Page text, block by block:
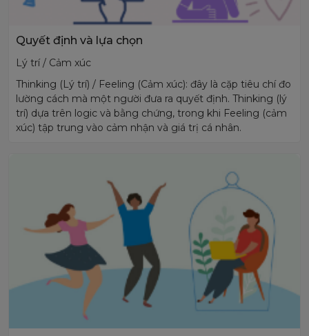
Quyết định và lựa chọn
Lý trí / Cảm xúc
Thinking (Lý trí) / Feeling (Cảm xúc): đây là cặp tiêu chí đo
lường cách mà một người đưa ra quyết định. Thinking (lý
trí) dựa trên logic và bằng chứng, trong khi Feeling (cảm
xúc) tập trung vào cảm nhận và giá trị cá nhân.